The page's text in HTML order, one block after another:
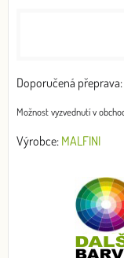
Výrobce: MALFINI